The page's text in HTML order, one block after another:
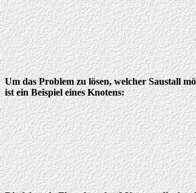
Um das Problem zu lösen, welcher Saustall
ist ein Beispiel eines Knotens: